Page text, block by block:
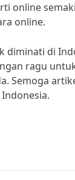
online
online.
diminati di
ragu
Semoga